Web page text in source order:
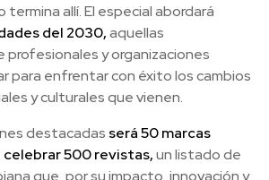
termina allí. El especial abordará
del 2030,aquellas
y organizaciones
para enfrentar con éxito los cambios
y culturales que vienen.
destacadas será 50 marcas
celebrar 500 revistas,un listado de
que, por su impacto, innovación y